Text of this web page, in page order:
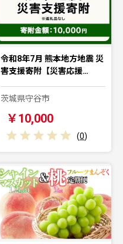
令和8年7月 熊本地方地震 災
害支援寄附【災害応援…
茨城県守谷市
￥10,000
(0)